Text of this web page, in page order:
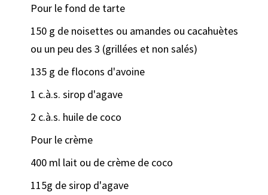
Pour le fond de tarte
150 g de noisettes ou amandes ou cacahuètes
ou un peu des 3 (grillées et non salés)
135 g de flocons d'avoine
1 c.à.s. sirop d'agave
2 c.à.s. huile de coco
Pour le crème
400 ml lait ou de crème de coco
115g de sirop d'agave